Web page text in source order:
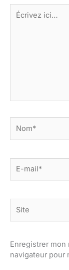
Écrivez
ici…
mail*
Enregistrer
navigateur pour